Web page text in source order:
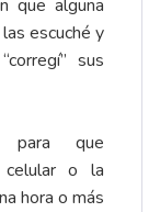
que alguna
escuché y
sus
para que
celular o la
hora o más